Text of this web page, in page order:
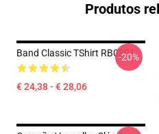
Produtos
Band Classic TShirt RB0301
€ 24,38 - € 28,06
-20%